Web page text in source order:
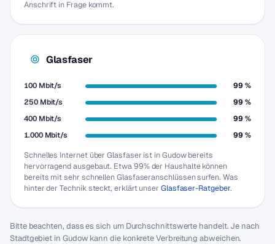
Anschrift in Frage kommt.
Glasfaser
100 Mbit/s
99 %
250 Mbit/s
99 %
400 Mbit/s
99 %
1.000 Mbit/s
99 %
Schnelles Internet über Glasfaser ist in Gudow bereits
hervorragend ausgebaut. Etwa 99% der Haushalte können
bereits mit sehr schnellen Glasfaseranschlüssen surfen. Was
hinter der Technik steckt, erklärt unser Glasfaser-Ratgeber.
Bitte beachten, dass es sich um Durchschnittswerte handelt. Je nach
Stadtgebiet in Gudow kann die konkrete Verbreitung abweichen.